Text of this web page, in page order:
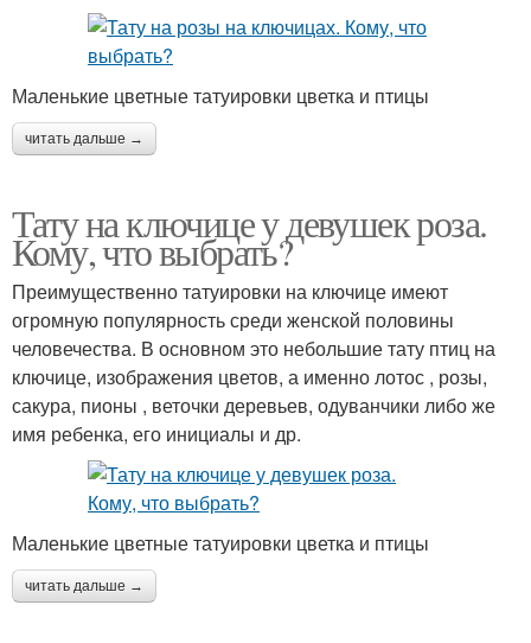
Маленькие цветные татуировки цветка и птицы
читать дальше →
Тату на ключице у девушек роза.
Кому, что выбрать?
Преимущественно татуировки на ключице имеют
огромную популярность среди женской половины
человечества. В основном это небольшие тату птиц на
ключице, изображения цветов, а именно лотос , розы,
сакура, пионы , веточки деревьев, одуванчики либо же
имя ребенка, его инициалы и др.
Маленькие цветные татуировки цветка и птицы
читать дальше →